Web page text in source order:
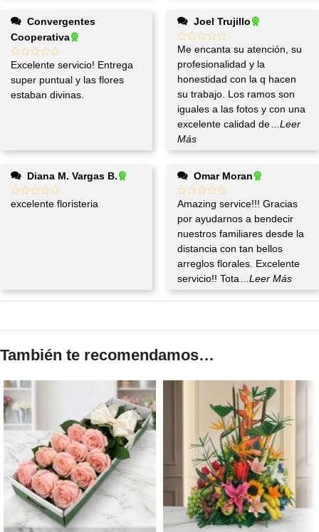
Cooperativa
Excelente servicio! Entrega
super puntual y las flores
estaban divinas.
Joel Trujillo
Me encanta su atención, su
profesionalidad y la
honestidad con la q hacen
su trabajo. Los ramos son
iguales a las fotos y con una
excelente calidad de
...Leer
Más
Diana M. Vargas B.
excelente floristeria
Omar Moran
Amazing service!!! Gracias
por ayudarnos a bendecir
nuestros familiares desde la
distancia con tan bellos
arreglos florales. Excelente
servicio!! Tota
...Leer Más
También te recomendamos…